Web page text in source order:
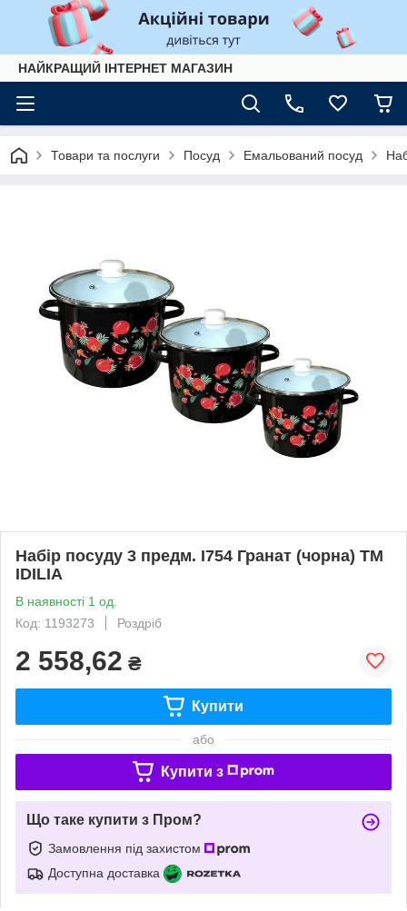
НАЙКРАЩИЙ ІНТЕРНЕТ МАГАЗИН
Товари та послуги Посуд Емальований посуд
Набір посуду 3 предм. I754 Гранат (чорна) ТМ
IDILIA
В наявності 1 од.
Код: 1193273
Роздріб
2 558,62 ₴
Купити
або
Купити з
Що таке купити з Пром?
Замовлення під захистом
Доступна доставка